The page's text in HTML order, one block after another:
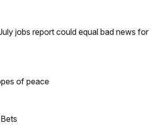
jobs report could equal bad news for
of peace